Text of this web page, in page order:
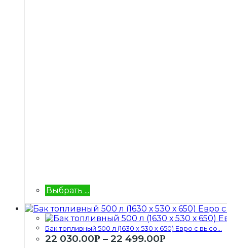
Выбрать ...
Бак топливный 500 л (1630 х 530 х 650) Евро с высо...
22 030.00Р – 22 499.00Р